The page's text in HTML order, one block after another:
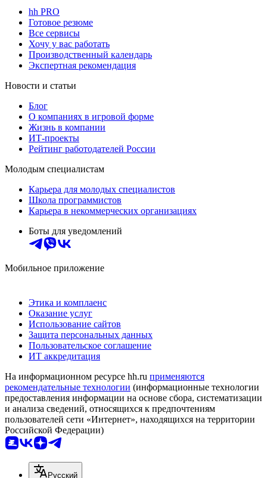
hh PRO
Готовое резюме
Все сервисы
Хочу у вас работать
Производственный календарь
Экспертная рекомендация
Новости и статьи
Блог
О компаниях в игровой форме
Жизнь в компании
ИТ-проекты
Рейтинг работодателей России
Молодым специалистам
Карьера для молодых специалистов
Школа программистов
Карьера в некоммерческих организациях
Боты для уведомлений
Мобильное приложение
Этика и комплаенс
Оказание услуг
Использование сайтов
Защита персональных данных
Пользовательское соглашение
ИТ аккредитация
На информационном ресурсе hh.ru применяются
рекомендательные технологии (информационные технологии
предоставления информации на основе сбора, систематизации
и анализа сведений, относящихся к предпочтениям
пользователей сети «Интернет», находящихся на территории
Российской Федерации)
Русский